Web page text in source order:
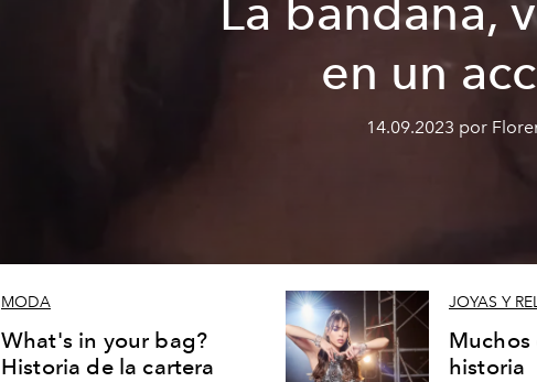
La bandana,
en un
14.09.2023 por
MODA
What's in your bag?
Historia de la cartera
JOYAS Y
Muchos
historia